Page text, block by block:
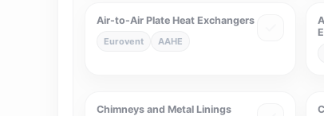
Air-to-Air Plate Heat Exchangers
Eurovent AAHE
Chimneys and Metal Linings